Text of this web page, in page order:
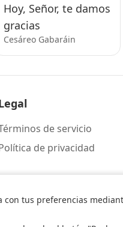
Hoy, Señor, te damos
gracias
Cesáreo Gabaráin
de servicio
de privacidad
tus preferencias